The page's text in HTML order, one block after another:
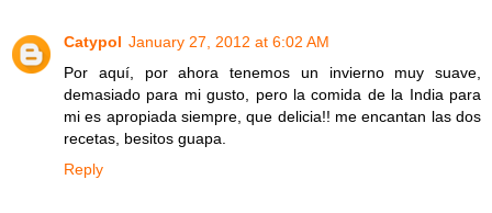
Catypol January 27, 2012 at 6:02 AM
Por aquí, por ahora tenemos un invierno muy suave,
demasiado para mi gusto, pero la comida de la India para
mi es apropiada siempre, que delicia!! me encantan las dos
recetas, besitos guapa.
Reply